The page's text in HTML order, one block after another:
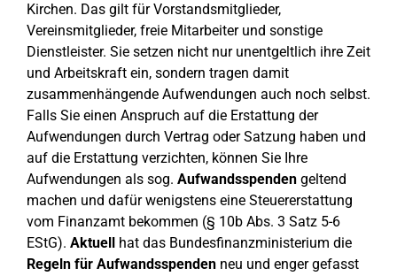
Kirchen. Das gilt für Vorstandsmitglieder,
Vereinsmitglieder, freie Mitarbeiter und sonstige
Dienstleister. Sie setzen nicht nur unentgeltlich ihre Zeit
und Arbeitskraft ein, sondern tragen damit
zusammenhängende Aufwendungen auch noch selbst.
Falls Sie einen Anspruch auf die Erstattung der
Aufwendungen durch Vertrag oder Satzung haben und
auf die Erstattung verzichten, können Sie Ihre
Aufwendungen als sog. Aufwandsspenden geltend
machen und dafür wenigstens eine Steuererstattung
vom Finanzamt bekommen (§ 10b Abs. 3 Satz 5-6
EStG). Aktuell hat das Bundesfinanzministerium die
Regeln für Aufwandsspenden neu und enger gefasst